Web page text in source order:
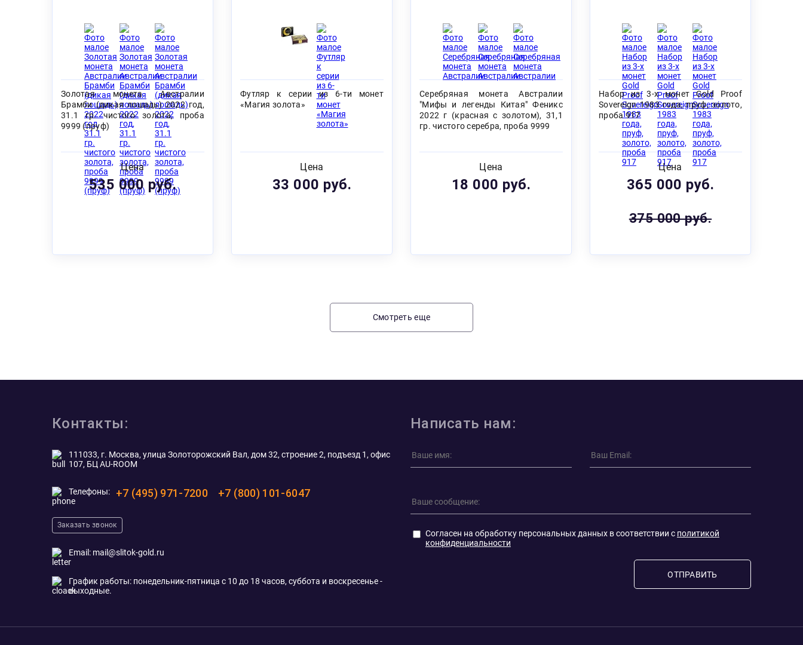
Золотая монета Австралии
Брамби (дикая лошадь) 2022 год,
31.1 гр. чистого золота, проба
9999 (пруф)
Цена
535 000 руб.
Футляр к серии из 6-ти монет
«Магия золота»
Цена
33 000 руб.
Серебряная монета Австралии
"Мифы и легенды Китая" Феникс
2022 г (красная с золотом), 31,1
гр. чистого серебра, проба 9999
Цена
18 000 руб.
Набор из 3-х монет Gold Proof
Sovereign 1983 года, пруф, золото,
проба 917
Цена
365 000 руб.
375 000 руб.
Смотреть еще
Контакты:
111033, г. Москва, улица Золоторожский Вал, дом 32, строение 2, подъезд 1, офис
107, БЦ AU-ROOM
Телефоны: +7 (495) 971-7200 +7 (800) 101-6047
Заказать звонок
Email: mail@slitok-gold.ru
График работы: понедельник-пятница с 10 до 18 часов, суббота и воскресенье -
выходные.
Написать нам:
Согласен на обработку персональных данных в соответствии с политикой
конфиденциальности
ОТПРАВИТЬ